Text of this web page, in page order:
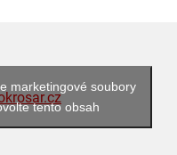
marketingové soubory
tento obsah